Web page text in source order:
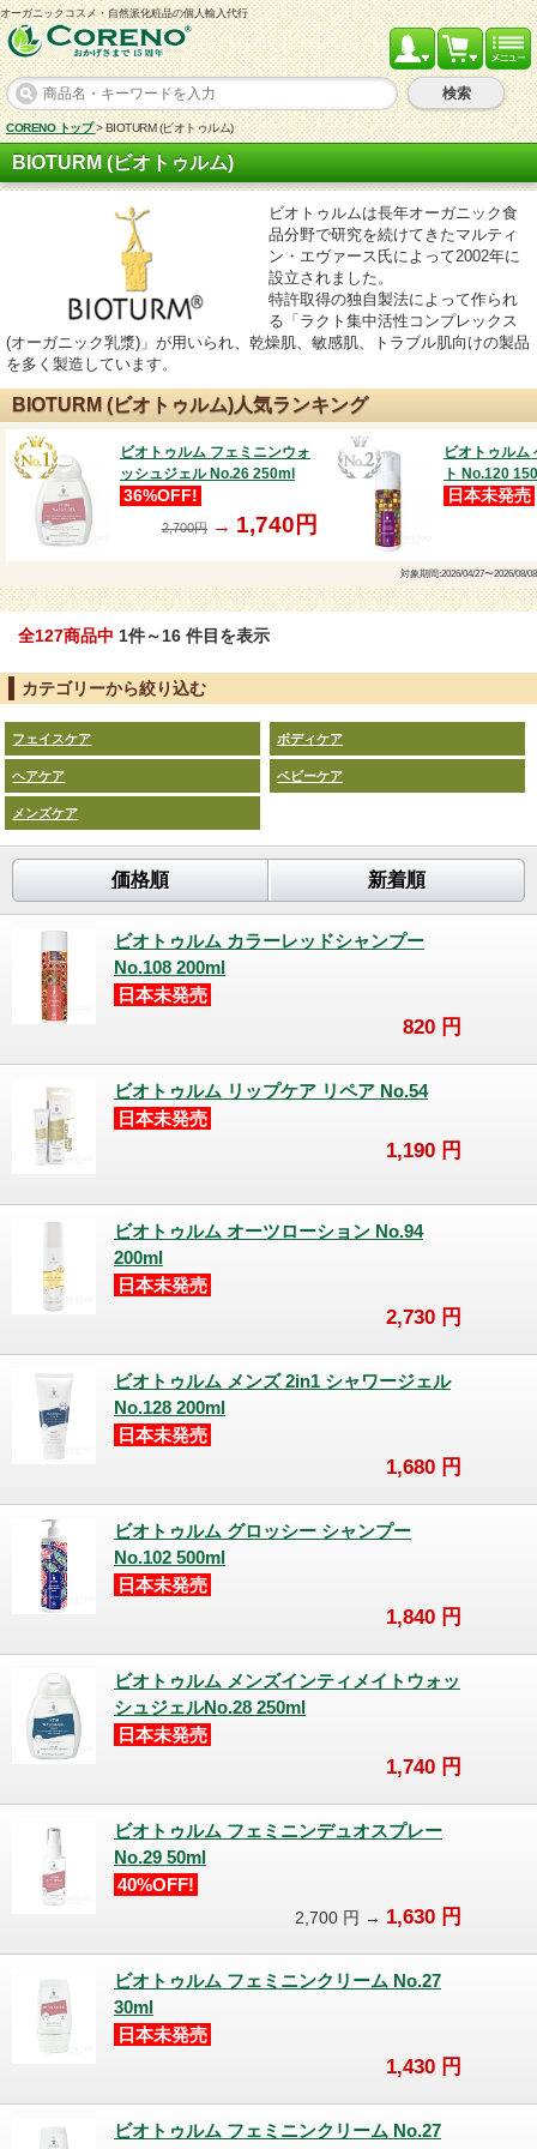
オーガニックコスメ・自然派化粧品の個人輸入代行
検索
CORENO トップ > BIOTURM (ビオトゥルム)
BIOTURM (ビオトゥルム)
ビオトゥルムは長年オーガニック食
品分野で研究を続けてきたマルティ
ン・エヴァース氏によって2002年に
設立されました。
特許取得の独自製法によって作られ
る「ラクト集中活性コンプレックス
(オーガニック乳漿)」が用いられ、乾燥肌、敏感肌、トラブル肌向けの製品
を多く製造しています。
BIOTURM (ビオトゥルム)人気ランキング
ビオトゥルム フェミニンウォ
ッシュジェル No.26 250ml
36%OFF!
2,700円 → 1,740円
ビオトゥルム
ト No.120
日本未発売
対象期間:2026/04/27〜2026/08/08
全127商品中 1件～16 件目を表示
カテゴリーから絞り込む
フェイスケア ボディケア
ヘアケア ベビーケア
メンズケア
価格順 新着順
ビオトゥルム カラーレッドシャンプー
No.108 200ml
日本未発売
820 円
ビオトゥルム リップケア リペア No.54
日本未発売
1,190 円
ビオトゥルム オーツローション No.94
200ml
日本未発売
2,730 円
ビオトゥルム メンズ 2in1 シャワージェル
No.128 200ml
日本未発売
1,680 円
ビオトゥルム グロッシー シャンプー
No.102 500ml
日本未発売
1,840 円
ビオトゥルム メンズインティメイトウォッ
シュジェルNo.28 250ml
日本未発売
1,740 円
ビオトゥルム フェミニンデュオスプレー
No.29 50ml
40%OFF!
2,700 円 → 1,630 円
ビオトゥルム フェミニンクリーム No.27
30ml
日本未発売
1,430 円
ビオトゥルム フェミニンクリーム No.27